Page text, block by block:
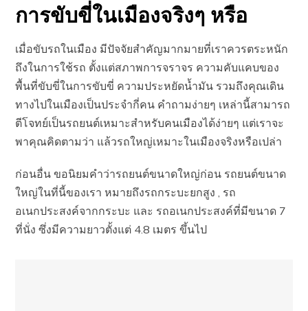
การขับขี่ในเมืองจริงๆ หรือ
เมื่อขับรถในเมือง มีปัจจัยสำคัญมากมายที่เราควรตระหนัก
ถึงในการใช้รถ ตั้งแต่สภาพการจราจร ความคับแคบของ
พื้นที่ขับขี่ในการขับขี่ ความประหยัดน้ำมัน รวมถึงคุณเดิน
ทางไปในเมืองเป็นประจำกี่คน คำถามง่ายๆ เหล่านี้สามารถ
ตีโจทย์เป็นรถยนต์เหมาะสำหรับคนเมืองได้ง่ายๆ แต่เราจะ
พาคุณคิดตามว่า แล้วรถใหญ่เหมาะในเมืองจริงหรือเปล่า
ก่อนอื่น ขอนิยมคำว่ารถยนต์ขนาดใหญ่ก่อน รถยนต์ขนาด
ใหญ่ในที่นี้ของเรา หมายถึงรถกระบะยกสูง , รถ
อเนกประสงค์จากกระบะ และ รถอเนกประสงค์ที่มีขนาด 7
ที่นั่ง ซึ่งมีความยาวตั้งแต่ 4.8 เมตร ขึ้นไป